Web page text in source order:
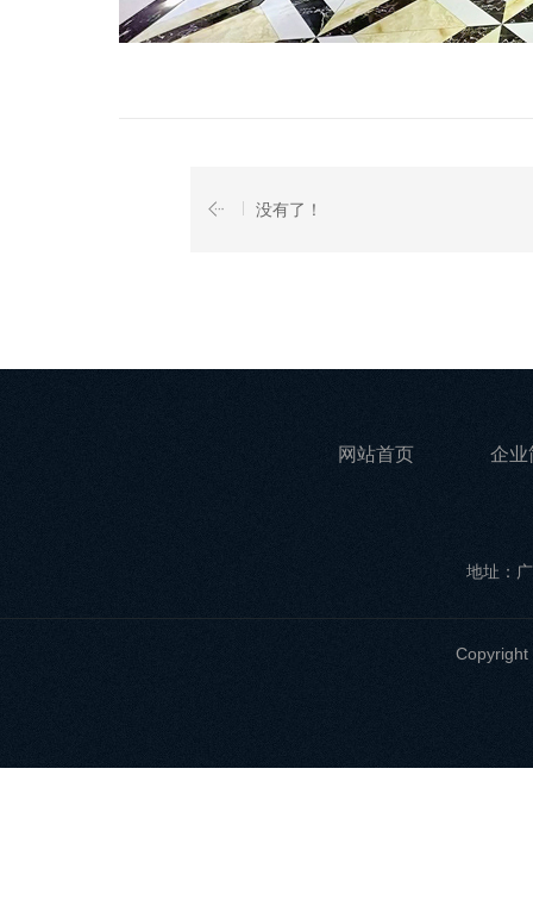
没有了！
网站首页 企业
地址：